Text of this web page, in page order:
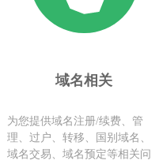
域名相关
为您提供域名注册/续费、管
理、过户、转移、国别域名、
域名交易、域名预定等相关问